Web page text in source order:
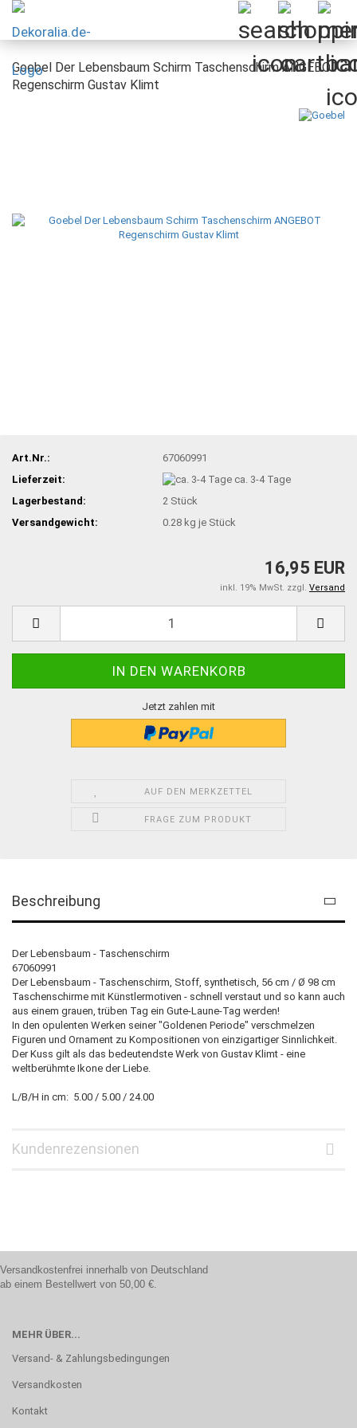
Goebel Der Lebensbaum Schirm Taschenschirm ANGEBOT
Regenschirm Gustav Klimt
Art.Nr.:
67060991
Lieferzeit:
ca. 3-4 Tage
Lagerbestand:
2 Stück
Versandgewicht:
0.28 kg je Stück
16,95 EUR
inkl. 19% MwSt. zzgl. Versand
Jetzt zahlen mit
AUF DEN MERKZETTEL
FRAGE ZUM PRODUKT
Beschreibung
Der Lebensbaum - Taschenschirm
67060991
Der Lebensbaum - Taschenschirm, Stoff, synthetisch, 56 cm / Ø 98 cm
Taschenschirme mit Künstlermotiven - schnell verstaut und so kann auch
aus einem grauen, trüben Tag ein Gute-Laune-Tag werden!
In den opulenten Werken seiner "Goldenen Periode" verschmelzen
Figuren und Ornament zu Kompositionen von einzigartiger Sinnlichkeit.
Der Kuss gilt als das bedeutendste Werk von Gustav Klimt - eine
weltberühmte Ikone der Liebe.
L/B/H in cm: 5.00 / 5.00 / 24.00
Kundenrezensionen
Versandkostenfrei innerhalb von Deutschland
ab einem Bestellwert von 50,00 €.
MEHR ÜBER...
Versand- & Zahlungsbedingungen
Versandkosten
Kontakt